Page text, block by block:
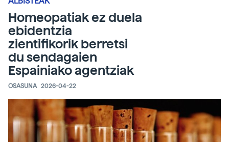
Homeopatiak ez duela
ebidentzia
zientifikorik berretsi
du sendagaien
Espainiako agentziak
OSASUNA 2026-04-22